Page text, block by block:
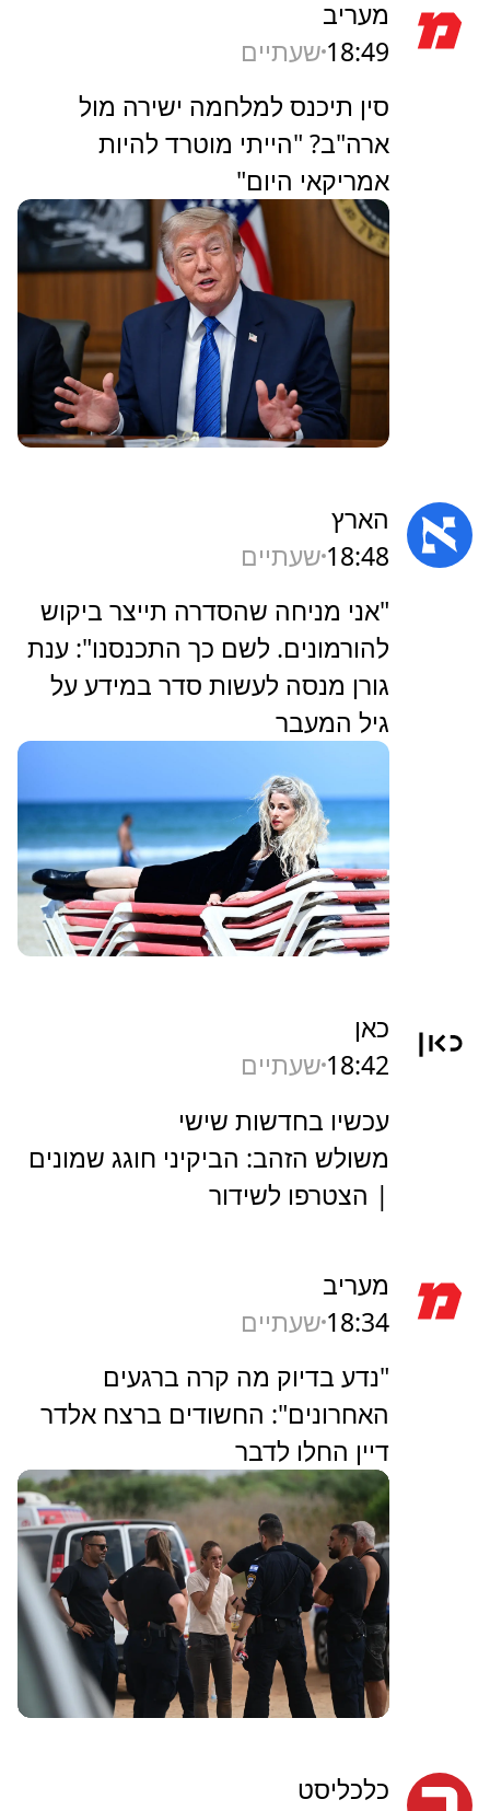
מעריב
18:49 שעתיים
סין תיכנס למלחמה ישירה מול
ארה"ב? "הייתי מוטרד להיות
אמריקאי היום"
הארץ
18:48 שעתיים
‏"אני מניחה שהסדרה תייצר ביקוש
להורמונים. לשם כך התכנסנו": ענת
גורן מנסה לעשות סדר במידע על
גיל המעבר
כאן
18:42 שעתיים
עכשיו בחדשות שישי
משולש הזהב: הביקיני חוגג שמונים
| הצטרפו לשידור
מעריב
18:34 שעתיים
"נדע בדיוק מה קרה ברגעים
האחרונים": החשודים ברצח אלדר
דיין החלו לדבר
כלכליסט